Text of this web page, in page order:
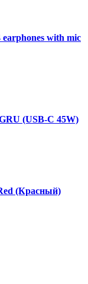
with mic
(USB-C 45W)
(Красный)